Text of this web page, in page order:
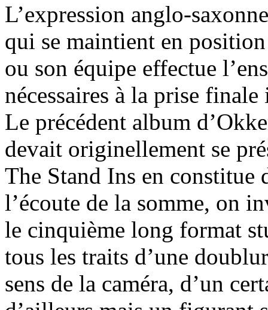
L’expression anglo-
qui se maintient en
ou son équipe effectue
nécessaires à la prise
Le précédent album
devait originellement se
The Stand Ins en constitue
l’écoute de la somme, on
le cinquième long format
tous les traits d’une
sens de la caméra, d’un